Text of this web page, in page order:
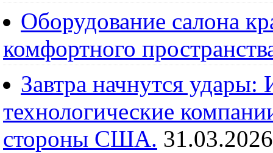
Оборудование салона
комфортного
Завтра начнутся
технологические
стороны США. 31.03.2026